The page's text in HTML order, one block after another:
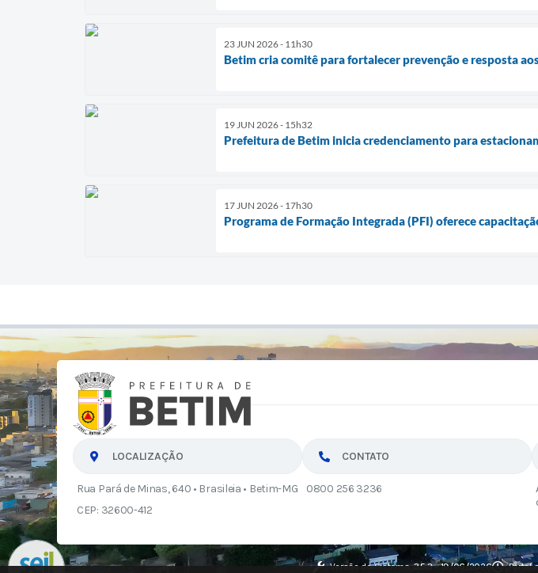
23 JUN 2026 - 11h30
Betim cria comitê para fortalecer prevenção e resposta
19 JUN 2026 - 15h32
Prefeitura de Betim inicia credenciamento para
17 JUN 2026 - 17h30
Programa de Formação Integrada (PFI) oferece
LOCALIZAÇÃO
Rua Pará de Minas, 640 • Brasileia • Betim-MG
CEP: 32600-412
CONTATO
0800 256 3236
Versão do Sistema:3.5.3 - 19/06/2026 Portal